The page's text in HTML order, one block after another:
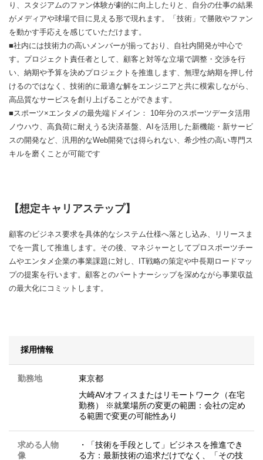
り、スタジアムのファン体験が劇的に向上したりと、自分の仕事の結果
がメディアや球場で目に見える形で現れます。「技術」で勝敗やファン
を動かす手応えを感じていただけます。
■社内には技術力の高いメンバーが揃っており、自社内開発が中心で
す。プロジェクト責任者として、顧客と対等な立場で調整・交渉を行
い、納期や予算を決めプロジェクトを推進します、無理な納期を押し付
けるのではなく、技術的に最適な解をエンジニアと共に模索しながら、
高品質なサービスを創り上げることができます。
■スポーツ×エンタメの最先端ドメイン： 10年分のスポーツデータ活用
ノウハウ、高負荷に耐えうる決済基盤、AIを活用した新機能・新サービ
スの開発など、汎用的なWeb開発では得られない、希少性の高い専門ス
キルを磨くことが可能です
【想定キャリアステップ】
顧客のビジネス要求を具体的なシステム仕様へ落とし込み、リリースま
でを一貫して推進します。その後、マネジャーとしてプロスポーツチー
ムやエンタメ企業の事業課題に対し、IT戦略の策定や中長期ロードマッ
プの提案を行います。顧客とのパートナーシップを深めながら事業収益
の最大化にコミットします。
採用情報
勤務地
東京都
大崎AVオフィスまたはリモートワーク（在宅
勤務） ※就業場所の変更の範囲：会社の定め
る範囲で変更の可能性あり
求める人物
像
・「技術を手段として」ビジネスを推進でき
る方：最新技術の追求だけでなく、「その技